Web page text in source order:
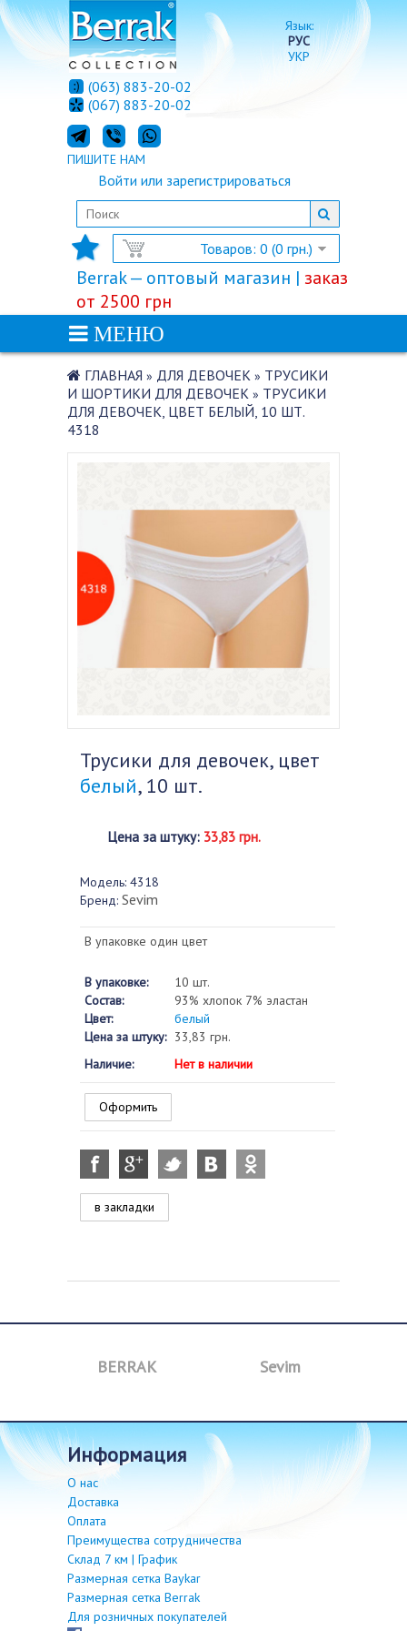
Язык:
РУС
УКР
Товаров: 0 (0 грн.)
Войти или зарегистрироваться
(063) 883-20-02
(067) 883-20-02
ПИШИТЕ НАМ
Berrak — оптовый магазин | заказ
от 2500 грн
МЕНЮ
ГЛАВНАЯ » ДЛЯ ДЕВОЧЕК » ТРУСИКИ
И ШОРТИКИ ДЛЯ ДЕВОЧЕК » ТРУСИКИ
ДЛЯ ДЕВОЧЕК, ЦВЕТ БЕЛЫЙ, 10 ШТ.
4318
Трусики для девочек, цвет
белый, 10 шт.
Цена за штуку: 33,83 грн.
Модель: 4318
Бренд: Sevim
В упаковке один цвет
В упаковке:
10 шт.
Состав:
93% хлопок 7% эластан
Цвет:
белый
Цена за штуку: 33,83 грн.
Наличие:
Нет в наличии
Оформить
в закладки
BERRAK Sevim
информация
О нас
Доставка
Оплата
Преимущества сотрудничества
Склад 7 км | График
Размерная сетка Baykar
Размерная сетка Berrak
Для розничных покупателей